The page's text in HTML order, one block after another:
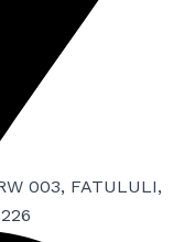
003, FATULULI,